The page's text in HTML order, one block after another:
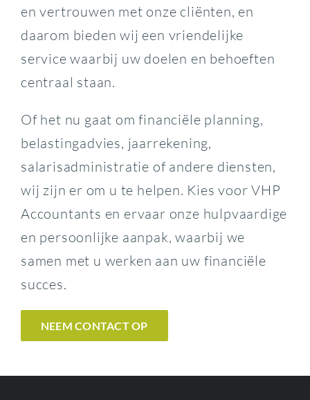
en vertrouwen met onze cliënten, en
daarom bieden wij een vriendelijke
service waarbij uw doelen en behoeften
centraal staan.
Of het nu gaat om financiële planning,
belastingadvies, jaarrekening,
salarisadministratie of andere diensten,
wij zijn er om u te helpen. Kies voor VHP
Accountants en ervaar onze hulpvaardige
en persoonlijke aanpak, waarbij we
samen met u werken aan uw financiële
succes.
NEEM CONTACT OP